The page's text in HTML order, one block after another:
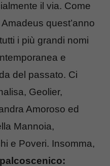
il via. Come
quest’anno
i più grandi nomi
e
del passato. Ci
Geolier,
Amoroso ed
Mannoia,
e Poveri. Insomma,